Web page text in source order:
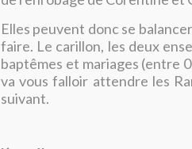
Elles peuvent donc se
faire. Le carillon, les deux
baptêmes et mariages (entre
va vous falloir attendre les
suivant.